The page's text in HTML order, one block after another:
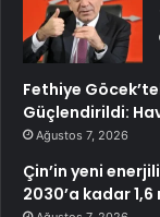
Fethiye
Güçlendirildi:
Ağustos 7, 2026
Çin’in yeni
2030’a kadar